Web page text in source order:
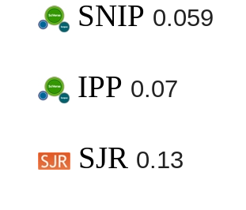
SNIP 0.059
IPP 0.07
SJR 0.13